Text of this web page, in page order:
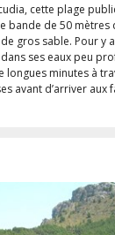
cette plage
bande de 50 mètres
gros sable. Pour y
ses eaux peu
longues minutes à
avant d’arriver aux